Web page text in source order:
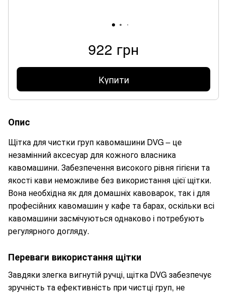
922 грн
Купити
Опис
Щітка для чистки груп кавомашини DVG – це
незамінний аксесуар для кожного власника
кавомашини. Забезпечення високого рівня гігієни та
якості кави неможливе без використання цієї щітки.
Вона необхідна як для домашніх кавоварок, так і для
професійних кавомашин у кафе та барах, оскільки всі
кавомашини засмічуються однаково і потребують
регулярного догляду.
Переваги використання щітки
Завдяки злегка вигнутій ручці, щітка DVG забезпечує
зручність та ефективність при чистці груп, не